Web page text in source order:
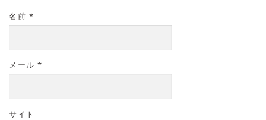
名前 *
メール *
サイト